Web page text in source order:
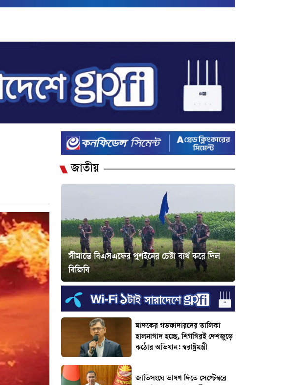
জাতীয়
সীমান্তে বিএসএফের পুশইনের চেষ্টা ব্যর্থ করে দিল
বিজিবি
মাদকের গডফাদারদের তালিকা
হালনাগাদ হচ্ছে, শিগগিরই দেশজুড়ে
কঠোর অভিযান: স্বরাষ্ট্রমন্ত্রী
জাতিসংঘে ভাষণ দিতে সেপ্টেম্বরে